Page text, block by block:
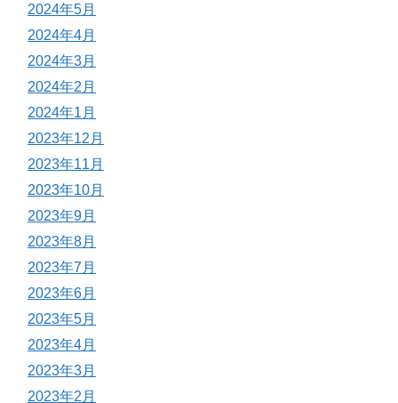
2024年5月
2024年4月
2024年3月
2024年2月
2024年1月
2023年12月
2023年11月
2023年10月
2023年9月
2023年8月
2023年7月
2023年6月
2023年5月
2023年4月
2023年3月
2023年2月